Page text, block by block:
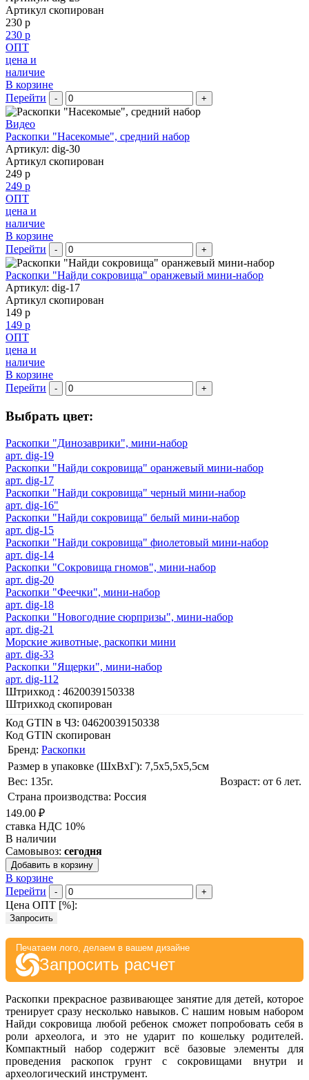
Артикул скопирован
230 р
230 р
ОПТ
цена и
наличие
В корзине
Перейти
- +
Видео
Раскопки "Насекомые", средний набор
Артикул: dig-30
Артикул скопирован
249 р
249 р
ОПТ
цена и
наличие
В корзине
Перейти
- +
Раскопки "Найди сокровища" оранжевый мини-набор
Артикул: dig-17
Артикул скопирован
149 р
149 р
ОПТ
цена и
наличие
В корзине
Перейти
- +
Выбрать цвет:
Раскопки "Динозаврики", мини-набор
арт. dig-19
Раскопки "Найди сокровища" оранжевый мини-набор
арт. dig-17
Раскопки "Найди сокровища" черный мини-набор
арт. dig-16"
Раскопки "Найди сокровища" белый мини-набор
арт. dig-15
Раскопки "Найди сокровища" фиолетовый мини-набор
арт. dig-14
Раскопки "Сокровища гномов", мини-набор
арт. dig-20
Раскопки "Феечки", мини-набор
арт. dig-18
Раскопки "Новогодние сюрпризы", мини-набор
арт. dig-21
Морские животные, раскопки мини
арт. dig-33
Раскопки "Ящерки", мини-набор
арт. dig-112
Штрихкод : 4620039150338
Штрихкод скопирован
Код GTIN в ЧЗ: 04620039150338
Код GTIN скопирован
Бренд: Раскопки
Размер в упаковке (ШхВxГ): 7,5х5,5х5,5cм
Вес: 135г.
Возраст: от 6 лет.
Страна производства: Россия
149.00 ₽
ставка НДС 10%
В наличии
Самовывоз: сегодня
Добавить в корзину
В корзине
Перейти
- +
Цена ОПТ [%]:
Запросить
Печатаем лого, делаем в вашем дизайне
Запросить расчет
Раскопки прекрасное развивающее занятие для детей, которое
тренирует сразу несколько навыков. С нашим новым набором
Найди сокровища любой ребенок сможет попробовать себя в
роли археолога, и это не ударит по кошельку родителей.
Компактный набор содержит всё базовые элементы для
проведения раскопок грунт с сокровищами внутри и
археологический инструмент.